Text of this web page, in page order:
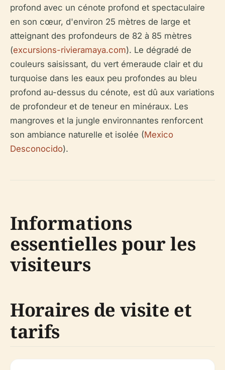
profond avec un cénote profond et spectaculaire
en son cœur, d'environ 25 mètres de large et
atteignant des profondeurs de 82 à 85 mètres
(excursions-rivieramaya.com). Le dégradé de
couleurs saisissant, du vert émeraude clair et du
turquoise dans les eaux peu profondes au bleu
profond au-dessus du cénote, est dû aux variations
de profondeur et de teneur en minéraux. Les
mangroves et la jungle environnantes renforcent
son ambiance naturelle et isolée (Mexico
Desconocido).
Informations
essentielles pour les
visiteurs
Horaires de visite et
tarifs